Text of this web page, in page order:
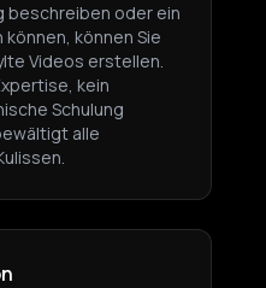
beschreiben oder ein
können Sie
Videos erstellen.
kein
Schulung
alle